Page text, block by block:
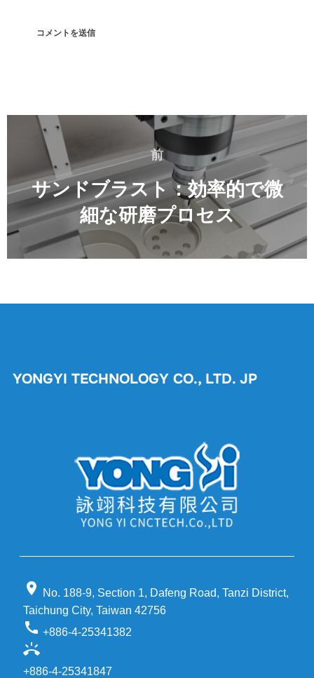
ビ
ゲ
ー
前
前
サンドブラスト：効率的で微
細な研磨プロセス
YONGYI TECHNOLOGY CO., LTD. JP
location_on
No. 188-9, Section 1, Dafeng Road, Tanzi District,
Taichung City, Taiwan 42756
call +886-4-25341382
ring_volume
+886-4-25341847